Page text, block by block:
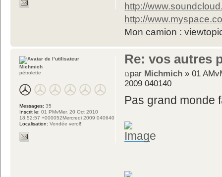
http://
http://
Mon camion :
Re: vos autres
par Michmich » 01
2009 040140
Pas grand monde
Michmich
pétrolette
Messages: 35
Inscrit le: 01 PMvMer, 20 Oct 2010
18:52:57 +000052Mercredi 2009 040640
Localisation: Vendée verol!!